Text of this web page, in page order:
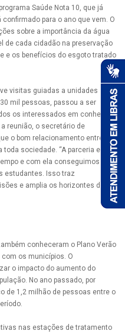
Saúde Nota 10, que já
para o ano que vem. O
sobre a importância da água
de cada cidadão na preservação
e os benefícios do esgoto tratado
visitas guiadas a unidades
mil pessoas, passou a ser
os interessados em conhecer
reunião, o secretário de
o bom relacionamento entre os
toda sociedade. “A parceria entre
e com ela conseguimos
estudantes. Isso traz
e amplia os horizontes dos
conheceram o Plano Verão
os municípios. O
o impacto do aumento do
No ano passado, por
de 1,2 milhão de pessoas entre o
nas estações de tratamento